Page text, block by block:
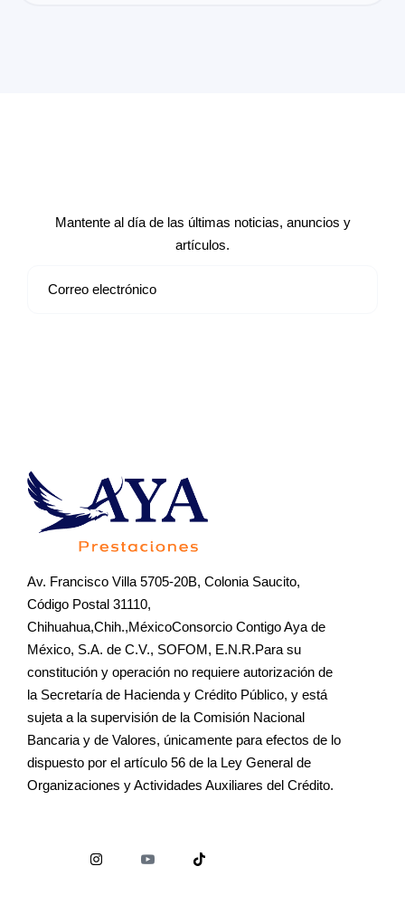
Mantente al día de las últimas noticias, anuncios y
artículos.
Av. Francisco Villa 5705-20B, Colonia Saucito,
Código Postal 31110,
Chihuahua,Chih.,MéxicoConsorcio Contigo Aya de
México, S.A. de C.V., SOFOM, E.N.R.Para su
constitución y operación no requiere autorización de
la Secretaría de Hacienda y Crédito Público, y está
sujeta a la supervisión de la Comisión Nacional
Bancaria y de Valores, únicamente para efectos de lo
dispuesto por el artículo 56 de la Ley General de
Organizaciones y Actividades Auxiliares del Crédito.